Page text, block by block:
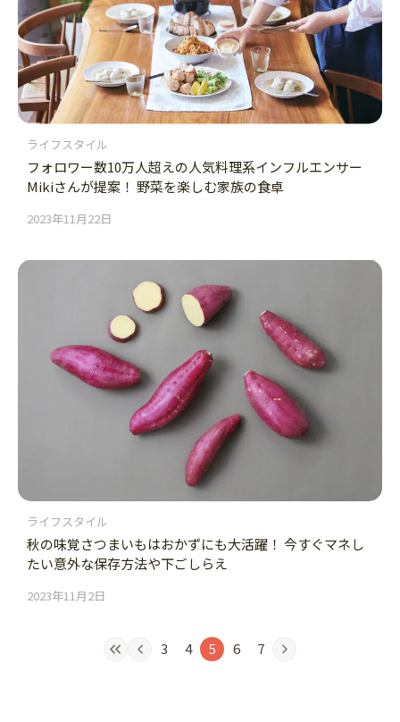
ライフスタイル
フォロワー数10万人超えの人気料理系インフルエンサー
Mikiさんが提案！ 野菜を楽しむ家族の食卓
2023年11月22日
ライフスタイル
秋の味覚さつまいもはおかずにも大活躍！ 今すぐマネし
たい意外な保存方法や下ごしらえ
2023年11月2日
3 4 5 6 7